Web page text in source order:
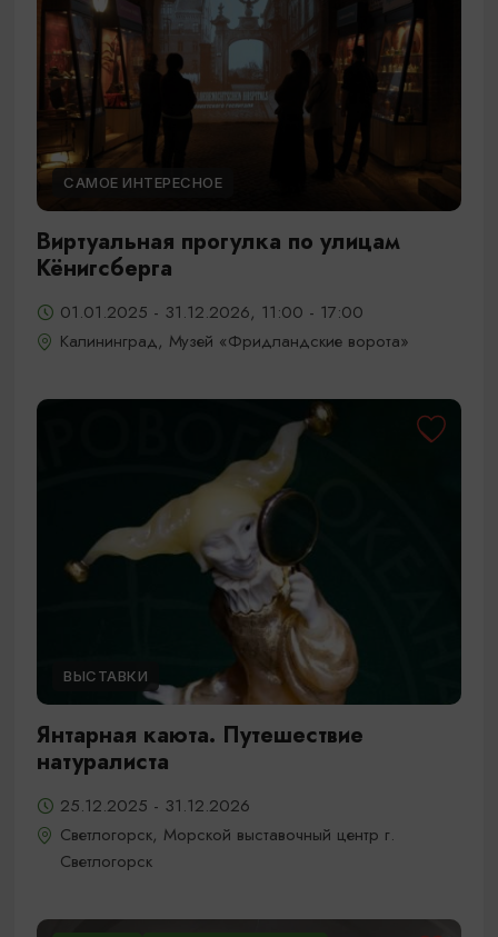
САМОЕ ИНТЕРЕСНОЕ
Виртуальная прогулка по улицам
Кёнигсберга
01.01.2025 - 31.12.2026, 11:00 - 17:00
Калининград, Музей «Фридландские ворота»
ВЫСТАВКИ
Янтарная каюта. Путешествие
натуралиста
25.12.2025 - 31.12.2026
Светлогорск, Морской выставочный центр г.
Светлогорск